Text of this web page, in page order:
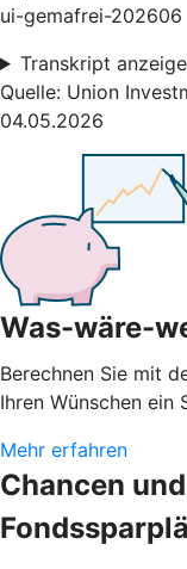
ui-gemafrei-202606
Transkript
Quelle: Union
04.05.2026
Was-wäre-
Berechnen Sie mit
Ihren Wünschen ein
Mehr erfahren
Chancen